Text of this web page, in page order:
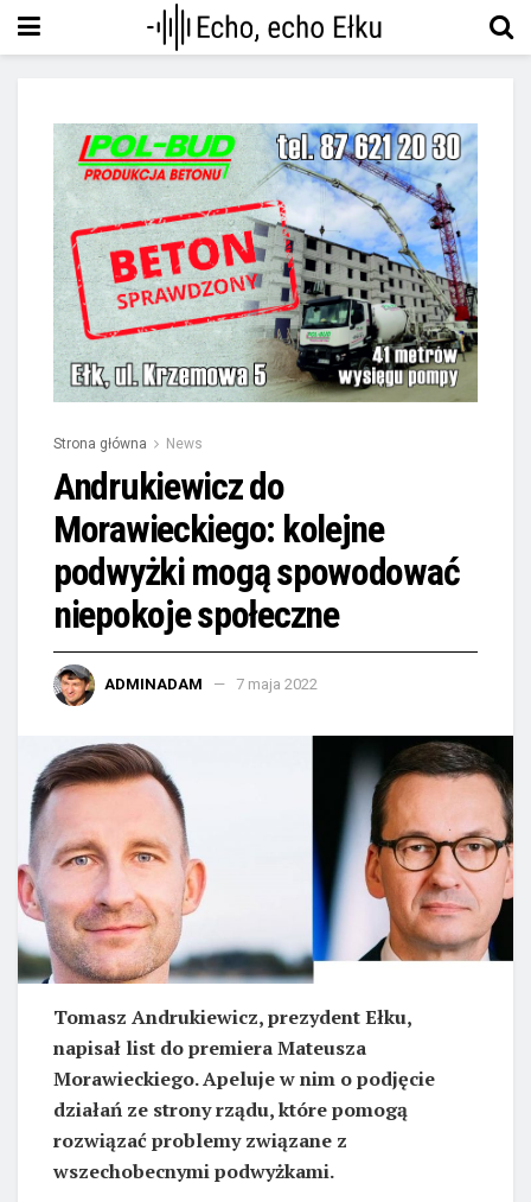
Strona główna News
Andrukiewicz do
Morawieckiego: kolejne
podwyżki mogą spowodować
niepokoje społeczne
ADMINADAM 7 maja 2022
Tomasz Andrukiewicz, prezydent Ełku,
napisał list do premiera Mateusza
Morawieckiego. Apeluje w nim o podjęcie
działań ze strony rządu, które pomogą
rozwiązać problemy związane z
wszechobecnymi podwyżkami.